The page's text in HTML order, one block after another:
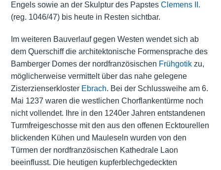
Engels sowie an der Skulptur des Papstes Clemens II.
(reg. 1046/47) bis heute in Resten sichtbar.
Im weiteren Bauverlauf gegen Westen wendet sich ab
dem Querschiff die architektonische Formensprache des
Bamberger Domes der nordfranzösischen Frühgotikzu,
möglicherweise vermittelt über das nahe gelegene
Zisterzienserkloster Ebrach. Bei der Schlussweihe am 6.
Mai 1237 waren die westlichen Chorflankentürme noch
nicht vollendet. Ihre in den 1240er Jahren entstandenen
Turmfreigeschosse mit den aus den offenen Ecktourellen
blickenden Kühen und Mauleseln wurden von den
Türmen der nordfranzösischen Kathedrale Laon
beeinflusst. Die heutigen kupferblechgedeckten